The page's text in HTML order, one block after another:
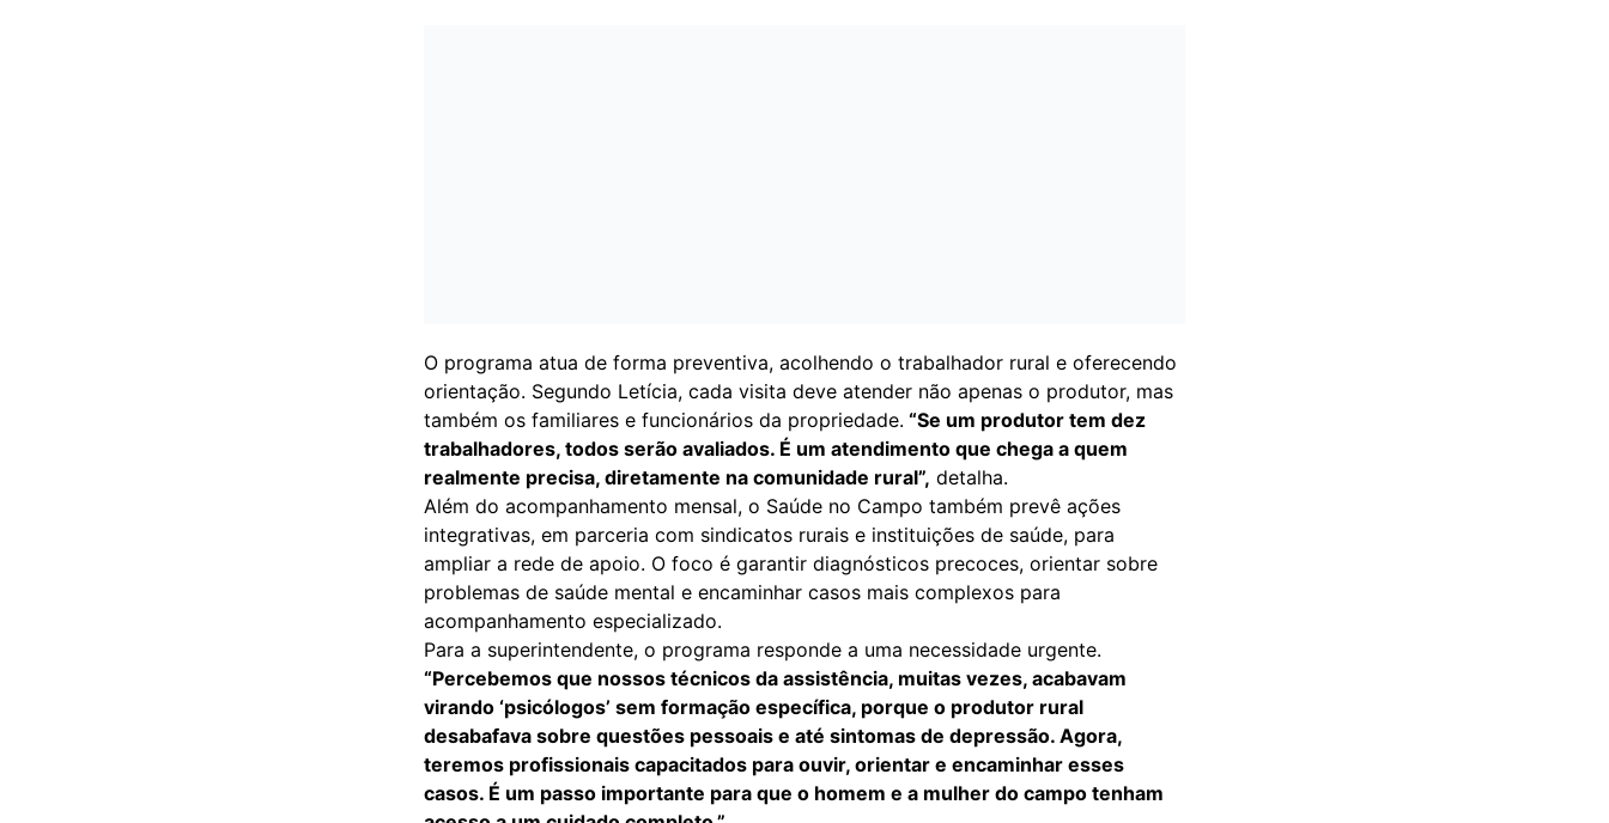
O programa atua de forma preventiva, acolhendo o trabalhador rural e oferecendo
orientação. Segundo Letícia, cada visita deve atender não apenas o produtor, mas
também os familiares e funcionários da propriedade. “Se um produtor tem dez
trabalhadores, todos serão avaliados. É um atendimento que chega a quem
realmente precisa, diretamente na comunidade rural”, detalha.
Além do acompanhamento mensal, o Saúde no Campo também prevê ações
integrativas, em parceria com sindicatos rurais e instituições de saúde, para
ampliar a rede de apoio. O foco é garantir diagnósticos precoces, orientar sobre
problemas de saúde mental e encaminhar casos mais complexos para
acompanhamento especializado.
Para a superintendente, o programa responde a uma necessidade urgente.
“Percebemos que nossos técnicos da assistência, muitas vezes, acabavam
virando ‘psicólogos’ sem formação específica, porque o produtor rural
desabafava sobre questões pessoais e até sintomas de depressão. Agora,
teremos profissionais capacitados para ouvir, orientar e encaminhar esses
casos. É um passo importante para que o homem e a mulher do campo tenham